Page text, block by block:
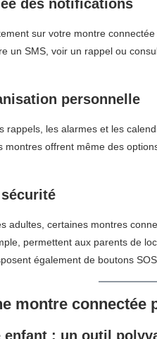
des notifications
sur votre montre
un SMS, voir un rappel ou
personnelle
rappels, les alarmes et les
montres offrent même des
adultes, certaines montres
permettent aux parents de
également de boutons SOS.
montre connectée
enfant : un outil